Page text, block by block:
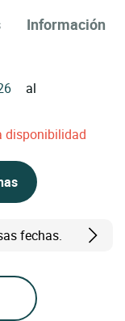
Información
al
disponibilidad
fechas.